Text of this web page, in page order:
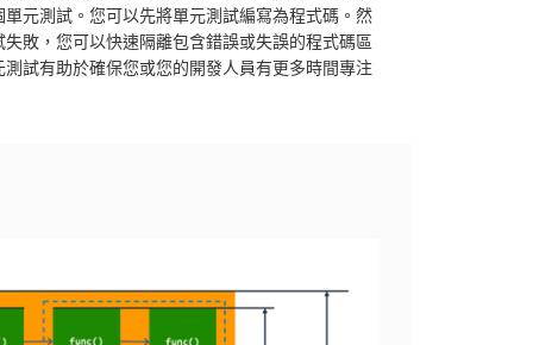
元測試。您可以先將單元測試編寫為程式碼。然
敗，您可以快速隔離包含錯誤或失誤的程式碼區
試有助於確保您或您的開發人員有更多時間專注